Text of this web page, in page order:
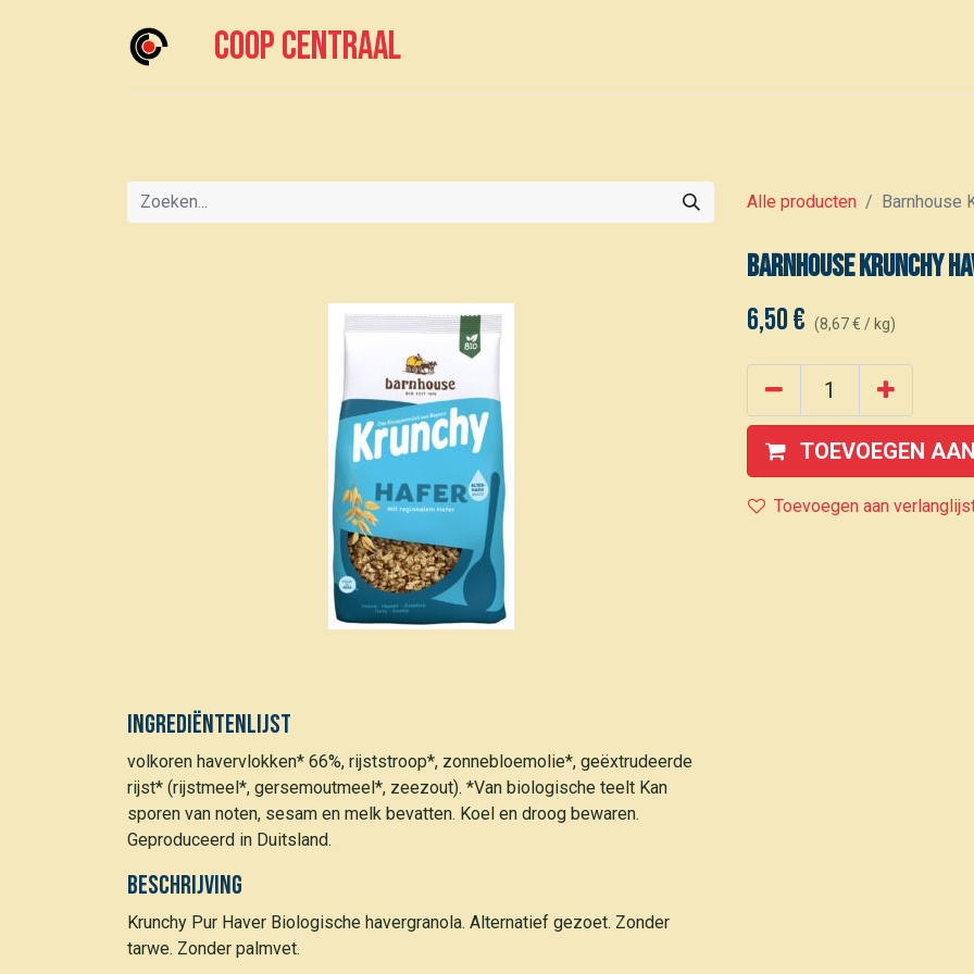
Coop centraal
Alle producten Barnhouse
Ingrediëntenlijst
volkoren havervlokken* 66%, rijststroop*, zonnebloemolie*, geëxtrudeerde
rijst* (rijstmeel*, gersemoutmeel*, zeezout). *Van biologische teelt Kan
sporen van noten, sesam en melk bevatten. Koel en droog bewaren.
Geproduceerd in Duitsland.
Beschrijving
Krunchy Pur Haver Biologische havergranola. Alternatief gezoet. Zonder
tarwe. Zonder palmvet.
Barnhouse Krunchy
6,50€ (8,67€ / kg)
TOEVOEGEN
Toevoegen aan